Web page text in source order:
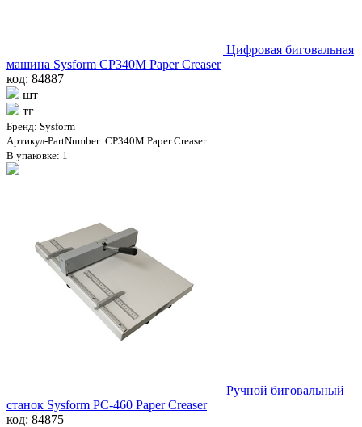
Цифровая биговальная
машина Sysform CP340M Paper Creaser
код: 84887
шт
тг
Бренд: Sysform
Артикул-PartNumber: CP340M Paper Creaser
В упаковке: 1
Ручной биговальный
станок Sysform PC-460 Paper Creaser
код: 84875